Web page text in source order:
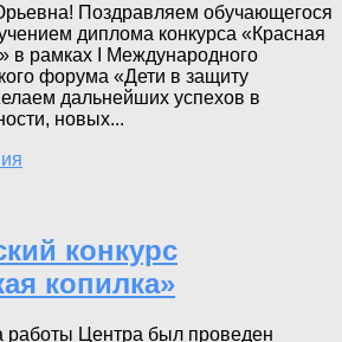
Поздравляем обучающегося
диплома конкурса «Красная
в рамках I Международного
форума «Дети в защиту
дальнейших успехов в
новых...
конкурс
копилка»
работы Центра был проведен